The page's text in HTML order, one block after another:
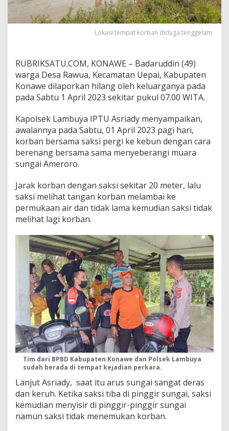
g
g
e
d
M
u
a
a
S
u
n
g
m
e
r
o
o
K
o
n
a
w
e
Lokasi tempat korban diduga tenggelam.
RUBRIKSATU.COM, KONAWE – Badaruddin (49)
warga Desa Rawua, Kecamatan Uepai, Kabupaten
Konawe dilaporkan hilang oleh keluarganya pada
pada Sabtu 1 April 2023 sekitar pukul 07.00 WITA.
Kapolsek Lambuya IPTU Asriady menyampaikan,
awalannya pada Sabtu, 01 April 2023 pagi hari,
korban bersama saksi pergi ke kebun dengan cara
berenang bersama sama menyeberangi muara
sungai Ameroro.
Jarak korban dengan saksi sekitar 20 meter, lalu
saksi melihat tangan korban melambai ke
permukaan air dan tidak lama kemudian saksi tidak
melihat lagi korban.
Tim dari BPBD Kabupaten Konawe dan Polsek Lambuya
sudah berada di tempat kejadian perkara.
Lanjut Asriady, saat itu arus sungai sangat deras
dan keruh. Ketika saksi tiba di pinggir sungai, saksi
kemudian menyisir di pinggir-pinggir sungai
namun saksi tidak menemukan korban.